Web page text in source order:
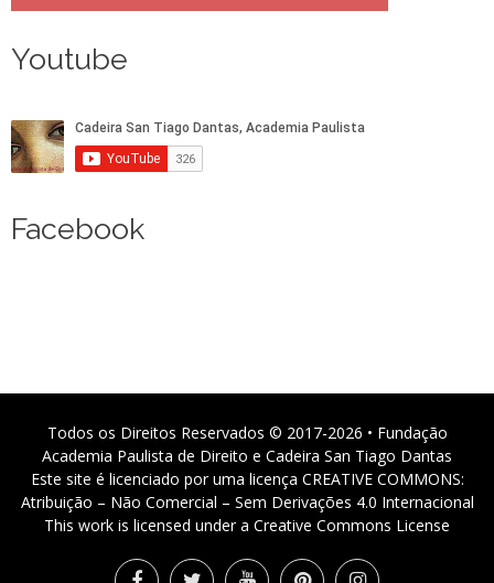
Youtube
Facebook
Todos os Direitos Reservados © 2017-2026 • Fundação
Academia Paulista de Direito e Cadeira San Tiago Dantas
Este site é licenciado por uma licença CREATIVE COMMONS:
Atribuição – Não Comercial – Sem Derivações 4.0 Internacional
This work is licensed under a Creative Commons License